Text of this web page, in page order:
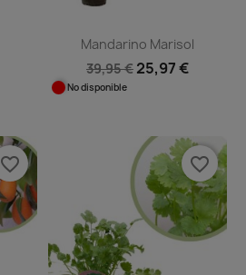
Mandarino Marisol
39,95 € 25,97 €
No disponible
favorite_border favorite_border